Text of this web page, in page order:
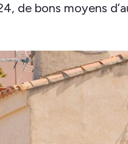
de bons moyens